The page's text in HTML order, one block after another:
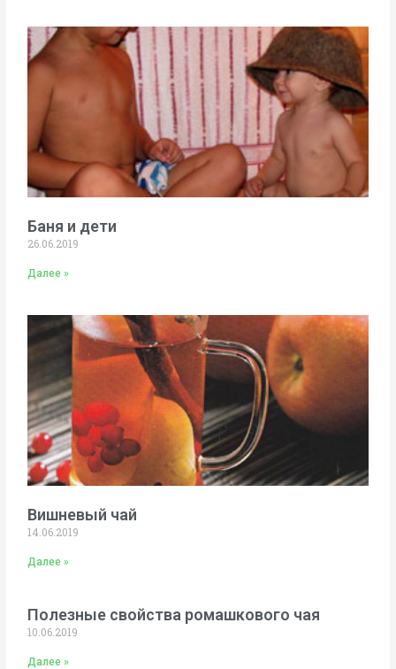
Баня и дети
26.06.2019
Далее »
Вишневый чай
14.06.2019
Далее »
Полезные свойства ромашкового чая
10.06.2019
Далее »